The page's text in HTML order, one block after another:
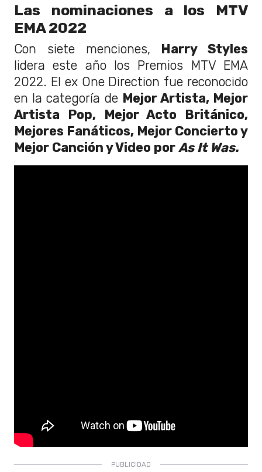
Las nominaciones a los MTV
EMA 2022
Con siete menciones, Harry Styles
lidera este año los Premios MTV EMA
2022. El ex One Direction fue reconocido
en la categoría de Mejor Artista, Mejor
Artista Pop, Mejor Acto Británico,
Mejores Fanáticos, Mejor Concierto y
Mejor Canción y Video por As It Was.